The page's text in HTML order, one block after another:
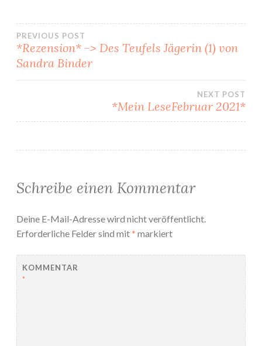
Beitragsnavigation
PREVIOUS POST
*Rezension* -> Des Teufels Jägerin (1) von
Sandra Binder
NEXT POST
*Mein LeseFebruar 2021*
Schreibe einen Kommentar
Deine E-Mail-Adresse wird nicht veröffentlicht.
Erforderliche Felder sind mit* markiert
KOMMENTAR
*